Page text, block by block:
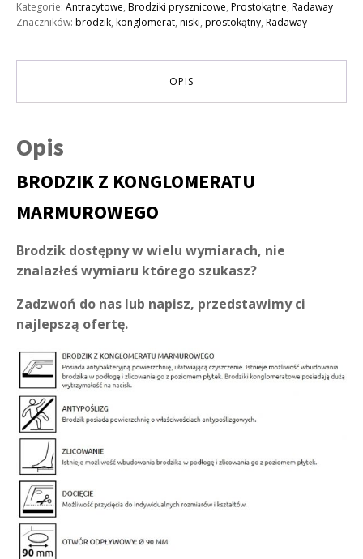
Antracyt
Kategorie: Antracytowe, Brodziki prysznicowe, Prostokątne, Radaway
Znaczników: brodzik, konglomerat, niski, prostokątny, Radaway
OPIS
Opis
BRODZIK Z KONGLOMERATU
MARMUROWEGO
Brodzik dostępny w wielu wymiarach, nie
znalazłeś wymiaru którego szukasz?
Zadzwoń do nas lub napisz, przedstawimy ci
najlepszą ofertę.